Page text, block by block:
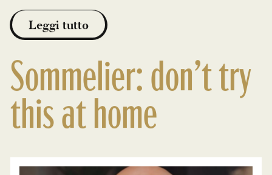
Leggi tutto
Sommelier: don’t try
this at home